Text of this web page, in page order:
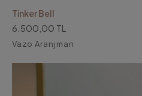
Tinker Bell
6.500,00 TL
Vazo Aranjman